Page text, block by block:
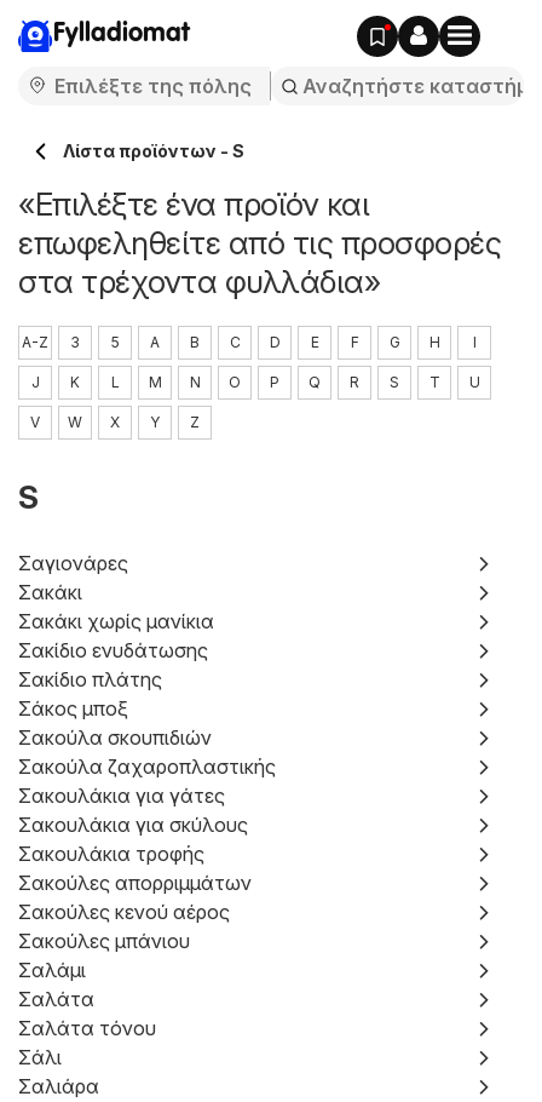
Fylladiomat
Λίστα προϊόντων - S
«Επιλέξτε ένα προϊόν και
επωφεληθείτε από τις προσφορές
στα τρέχοντα φυλλάδια»
A-Z 3 5 A B C D E F G H I
J K L M N O P Q R S T U
V W X Y Z
S
Σαγιονάρες
Σακάκι
Σακάκι χωρίς μανίκια
Σακίδιο ενυδάτωσης
Σακίδιο πλάτης
Σάκος μποξ
Σακούλα σκουπιδιών
Σακούλα ζαχαροπλαστικής
Σακουλάκια για γάτες
Σακουλάκια για σκύλους
Σακουλάκια τροφής
Σακούλες απορριμμάτων
Σακούλες κενού αέρος
Σακούλες μπάνιου
Σαλάμι
Σαλάτα
Σαλάτα τόνου
Σάλι
Σαλιάρα